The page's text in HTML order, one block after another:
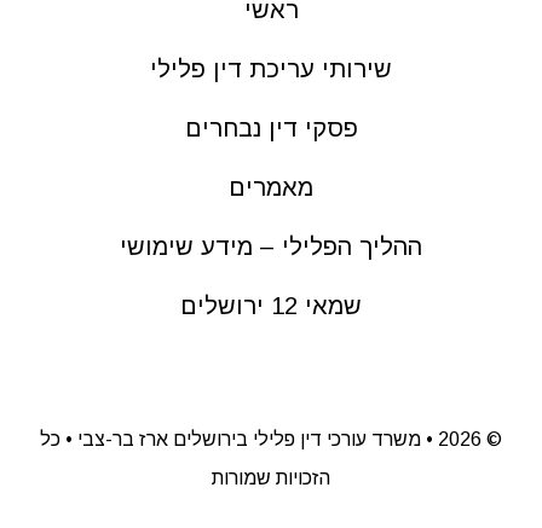
ראשי
שירותי עריכת דין פלילי
פסקי דין נבחרים
מאמרים
ההליך הפלילי – מידע שימושי
שמאי 12 ירושלים
©
2026 • משרד עורכי דין פלילי בירושלים ארז בר-צבי • כל
הזכויות שמורות